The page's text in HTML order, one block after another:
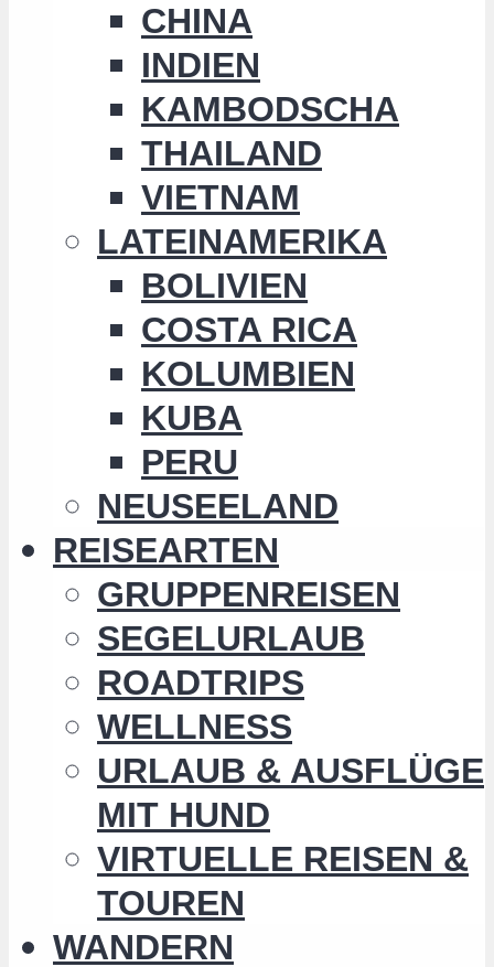
CHINA
INDIEN
KAMBODSCHA
THAILAND
VIETNAM
LATEINAMERIKA
BOLIVIEN
COSTA RICA
KOLUMBIEN
KUBA
PERU
NEUSEELAND
REISEARTEN
GRUPPENREISEN
SEGELURLAUB
ROADTRIPS
WELLNESS
URLAUB & AUSFLÜGE
MIT HUND
VIRTUELLE REISEN &
TOUREN
WANDERN